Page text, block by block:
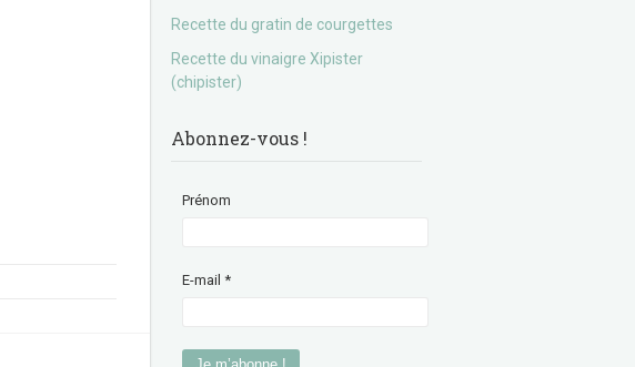
Recette du gratin de courgettes
Recette du vinaigre Xipister
(chipister)
Abonnez-vous !
Prénom
E-mail*